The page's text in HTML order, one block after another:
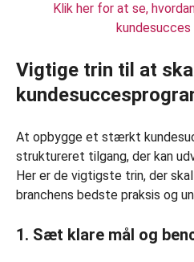
Klik her for at se,
kundesucces
Vigtige trin til at
At opbygge et stærkt
struktureret tilgang, der kan
Her er de vigtigste trin, der
branchens bedste praksis og
1. Sæt klare mål og